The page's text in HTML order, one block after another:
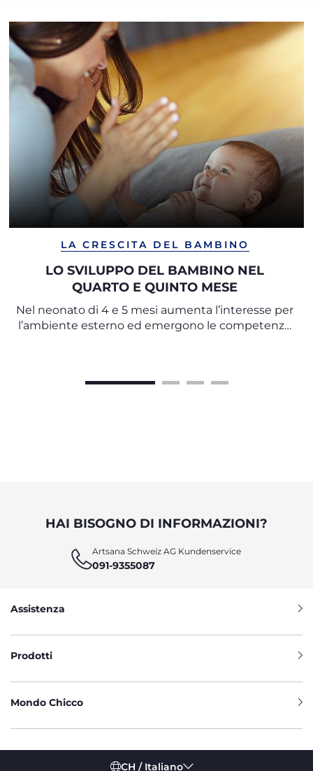
LA CRESCITA DEL BAMBINO
LO SVILUPPO DEL BAMBINO NEL
QUARTO E QUINTO MESE
Nel neonato di 4 e 5 mesi aumenta l’interesse per
l’ambiente esterno ed emergono le competenze
HAI BISOGNO DI INFORMAZIONI?
Artsana Schweiz AG Kundenservice
091-9355087
Assistenza
Prodotti
Mondo Chicco
CH / Italiano